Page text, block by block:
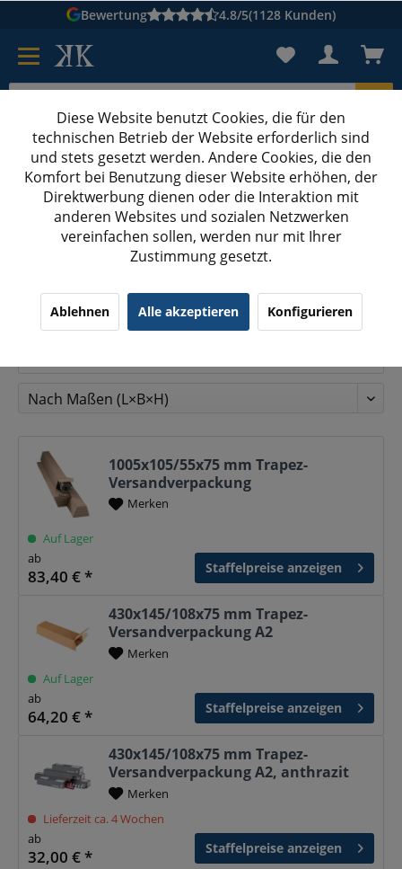
Bewertung 4.8/5(1128 Kunden)
Karton suchen
Kartons bedruckenKartons nach Maß
Trapez-Versandhülsen
Trapez-Versandhülsen
1005x105/55x75 mm Trapez-
Versandverpackung
Merken
Auf Lager
ab
83,40 € * Staffelpreise anzeigen
430x145/108x75 mm Trapez-
Versandverpackung A2
Merken
Auf Lager
ab
64,20 € * Staffelpreise anzeigen
430x145/108x75 mm Trapez-
Versandverpackung A2, anthrazit
Merken
Lieferzeit ca. 4 Wochen
ab
32,00 € * Staffelpreise anzeigen
Diese Website benutzt Cookies, die für den
technischen Betrieb der Website erforderlich sind
und stets gesetzt werden. Andere Cookies, die den
Komfort bei Benutzung dieser Website erhöhen, der
Direktwerbung dienen oder die Interaktion mit
anderen Websites und sozialen Netzwerken
vereinfachen sollen, werden nur mit Ihrer
Zustimmung gesetzt.
Ablehnen Alle akzeptieren Konfigurieren